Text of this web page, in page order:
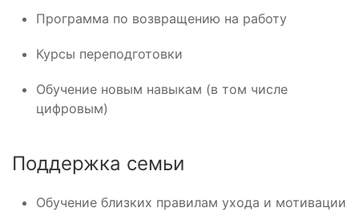
Программа по возвращению на работу
Курсы переподготовки
Обучение новым навыкам (в том числе
цифровым)
Поддержка семьи
Обучение близких правилам ухода и мотивации